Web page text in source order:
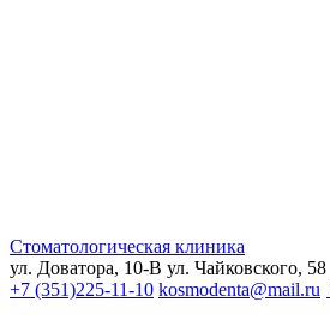
Стоматологическая клиника
ул. Доватора, 10-В ул. Чайковского, 58
+7 (351)225-11-10 kosmodenta@mail.ru